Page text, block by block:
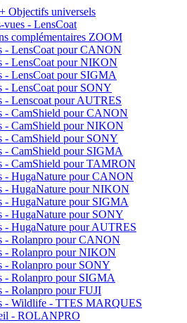
Objectifs universels
vues - LensCoat
complémentaires ZOOM
- LensCoat pour CANON
- LensCoat pour NIKON
- LensCoat pour SIGMA
- LensCoat pour SONY
- Lenscoat pour AUTRES
- CamShield pour CANON
- CamShield pour NIKON
- CamShield pour SONY
- CamShield pour SIGMA
- CamShield pour TAMRON
- HugaNature pour CANON
- HugaNature pour NIKON
- HugaNature pour SIGMA
- HugaNature pour SONY
- HugaNature pour AUTRES
- Rolanpro pour CANON
- Rolanpro pour NIKON
- Rolanpro pour SONY
- Rolanpro pour SIGMA
- Rolanpro pour FUJI
- Wildlife - TTES MARQUES
- ROLANPRO